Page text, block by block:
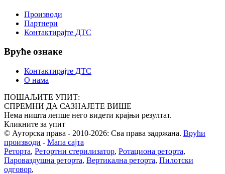
Производи
Партнери
Контактирајте ДТС
Вруће ознаке
Контактирајте ДТС
О нама
ПОШАЉИТЕ УПИТ:
СПРЕМНИ ДА САЗНАЈЕТЕ ВИШЕ
Нема ништа лепше него видети крајњи резултат.
Кликните за упит
© Ауторска права - 2010-2026: Сва права задржана. Врући
производи - Мапа сајта
Реторта, Ретортни стерилизатор, Ротациона реторта,
Пароваздушна реторта, Вертикална реторта, Пилотски
одговор,